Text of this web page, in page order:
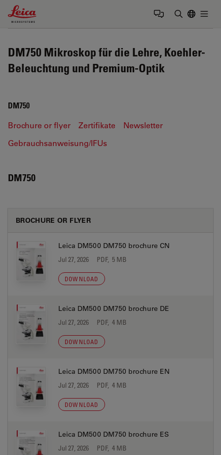
Leica Microsystems Logo
DM750 Mikroskop für die Lehre, Koehler-
Beleuchtung und Premium-Optik
DM750
Brochure or flyer Zertifikate
Newsletter
Gebrauchsanweisung/IFUs
DM750
BROCHURE OR FLYER
Leica DM500 DM750 brochure CN
Jul 27, 2026 PDF, 5 MB
DOWNLOAD
Leica DM500 DM750 brochure DE
Jul 27, 2026 PDF, 4 MB
DOWNLOAD
Leica DM500 DM750 brochure EN
Jul 27, 2026 PDF, 4 MB
DOWNLOAD
Leica DM500 DM750 brochure ES
Jul 27, 2026 PDF, 4 MB